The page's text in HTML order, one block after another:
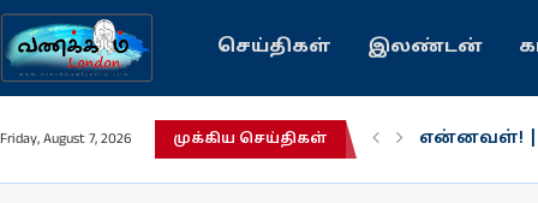
செய்திகள் இலண்டன்
Friday, August 7, 2026 முக்கிய செய்திகள்
என்னவள்! |